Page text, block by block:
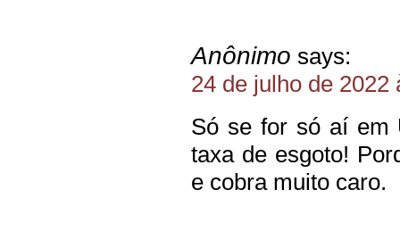
Anônimo says:
24 de julho de 2022
Só se for só aí em
taxa de esgoto!
e cobra muito caro.